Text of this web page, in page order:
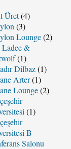
Üret(4)
(3)
Lounge(2)
Ladee &
(1)
Dilbaz(1)
Arter(1)
Lounge(2)
(1)
B
Salonu